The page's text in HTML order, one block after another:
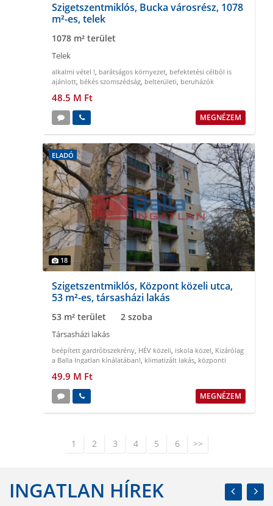
Szigetszentmiklós, Bucka városrész, 1078
m²-es, telek
1078 m² terület
Telek
alkalmi vétel !, barátságos környezet, befektetési célból is
ajánlott, békés szomszédság, belterületi, beruházók
48.5 M Ft
MEGNÉZEM
ELADÓ
18
Szigetszentmiklós, Központ közeli utca,
53 m²-es, társasházi lakás
53 m² terület 2 szoba
Társasházi lakás
beépített gardróbszekrény, HÉV közeli, iskola közel, Kizárólag
a Balla Ingatlan kínálatában!, klimatizált lakás, központi
49.9 M Ft
MEGNÉZEM
1 2 3 4 5 6 >>
INGATLAN HÍREK